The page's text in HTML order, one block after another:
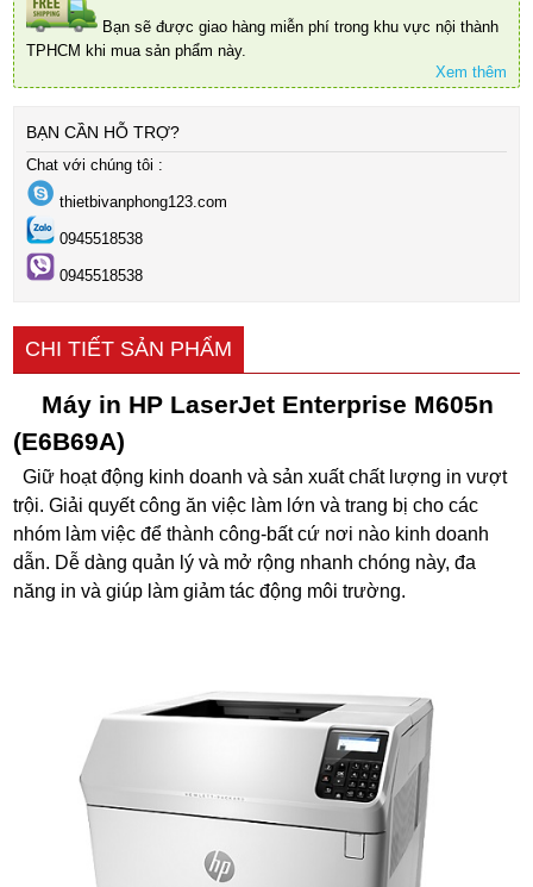
Bạn sẽ được giao hàng miễn phí trong khu vực nội thành
TPHCM khi mua sản phẩm này.
Xem thêm
BẠN CẦN HỖ TRỢ?
Chat với chúng tôi :
thietbivanphong123.com
0945518538
0945518538
CHI TIẾT SẢN PHẨM
Máy in HP LaserJet Enterprise M605n
(E6B69A)
Giữ hoạt động kinh doanh và sản xuất chất lượng in vượt
trội. Giải quyết công ăn việc làm lớn và trang bị cho các
nhóm làm việc để thành công-bất cứ nơi nào kinh doanh
dẫn. Dễ dàng quản lý và mở rộng nhanh chóng này, đa
năng in và giúp làm giảm tác động môi trường.